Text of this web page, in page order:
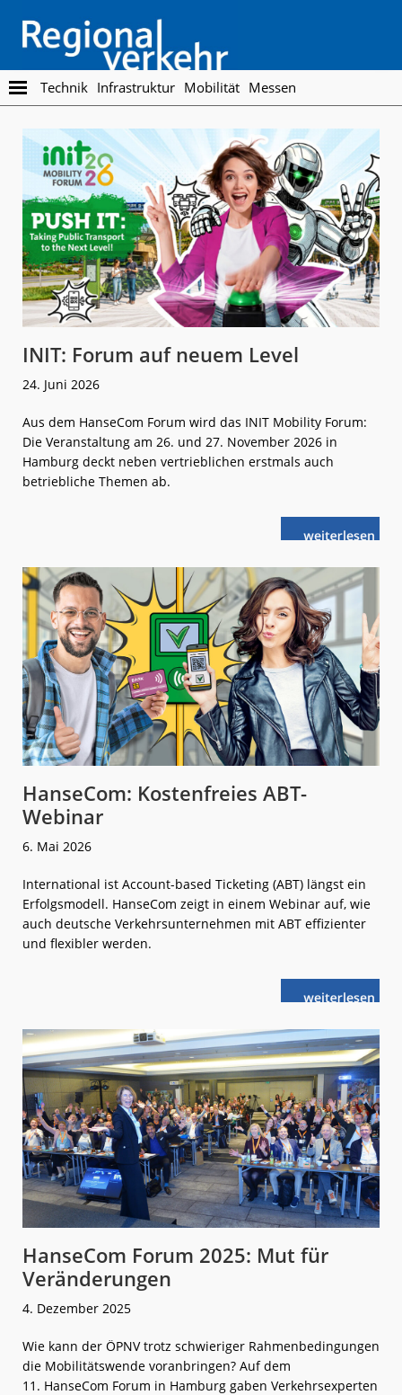
main
content
footer
Regionalverkehr
Die
Fachzeitschrift
den
Öffentlichen
Personennahverkehr
Technik Infrastruktur Mobilität Messen
INIT: Forum auf neuem Level
24. Juni 2026
Aus dem HanseCom Forum wird das INIT Mobility Forum:
Die Veranstaltung am 26. und 27. November 2026 in
Hamburg deckt neben vertrieblichen erstmals auch
betriebliche Themen ab.
weiterlese
nINIT:
neuem
Level
HanseCom: Kostenfreies ABT-
Webinar
6. Mai 2026
International ist Account-based Ticketing (ABT) längst ein
Erfolgsmodell. HanseCom zeigt in einem Webinar auf, wie
auch deutsche Verkehrsunternehmen mit ABT effizienter
und flexibler werden.
weiterlese
nHanseCom:
Webinar
HanseCom Forum 2025: Mut für
Veränderungen
4. Dezember 2025
Wie kann der ÖPNV trotz schwieriger Rahmenbedingungen
die Mobilitätswende voranbringen? Auf dem
11. HanseCom Forum in Hamburg gaben Verkehrsexperten